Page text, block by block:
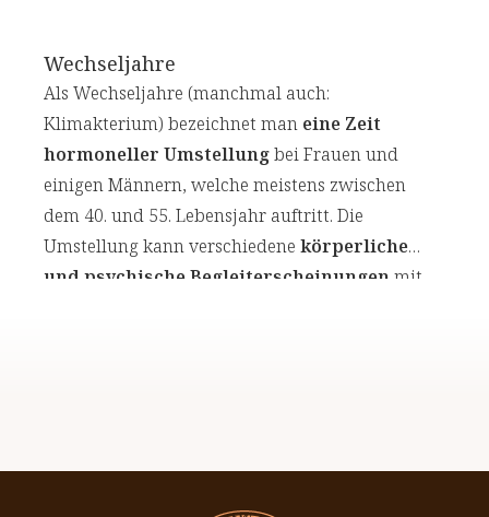
Wechseljahre
Als Wechseljahre (manchmal auch:
Klimakterium) bezeichnet man eine Zeit
hormoneller Umstellungbei Frauen und
einigen Männern, welche meistens zwischen
dem 40. und 55. Lebensjahr auftritt. Die
Umstellung kann verschiedene körperliche
und psychische Begleiterscheinungen mit